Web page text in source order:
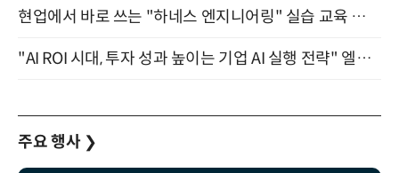
현업에서 바로 쓰는 "하네스 엔지니어링" 실습 교육 워크숍 8월 20일 개최
"AI ROI 시대, 투자 성과 높이는 기업 AI 실행 전략" 엘타워 6층 (9월 18일)
주요 행사 ❯